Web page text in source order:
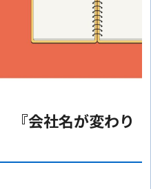
『会社名が変わり